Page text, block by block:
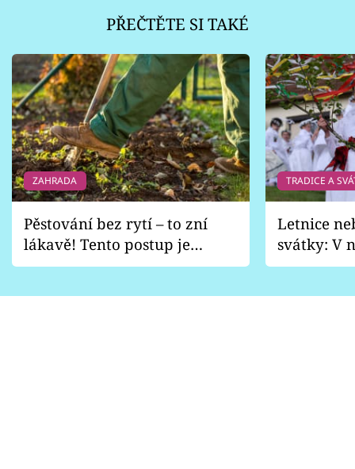
PŘEČTĚTE SI TAKÉ
ZAHRADA
Pěstování bez rytí – to zní
lákavě! Tento postup je
vhodný jen pro některé
TRADICE A
Letnice
svátky: V
pondělí